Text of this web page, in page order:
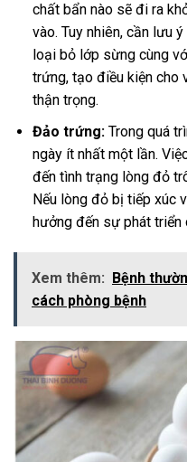
chất bẩn nào sẽ đi ra
vào. Tuy nhiên, cần lưu
loại bỏ lớp sừng cùng
trứng, tạo điều kiện cho
thận trọng.
Đảo trứng:Trong quá
ngày ít nhất một lần.
đến tình trạng lòng đỏ
Nếu lòng đỏ bị tiếp xúc
hưởng đến sự phát triển
Xem thêm: Bệnh
cách phòng bệnh